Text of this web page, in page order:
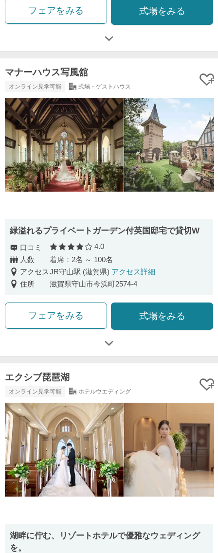
フェアをみる 式場をみる
マナーハウス写風舘
オンライン見学可能 式場・ゲストハウス
緑溢れるプライベートガーデン付英国邸宅で貸切W
口コミ 口コミ評価
4.0
人数
着席：2名 ～ 100名
アクセスJR守山駅 (滋賀県) アクセス詳細
住所
滋賀県守山市今浜町2574-4
フェアをみる 式場をみる
エクシブ琵琶湖
オンライン見学可能 ホテルウエディング
湖畔に佇む、リゾートホテルで優雅なウェディング
を。